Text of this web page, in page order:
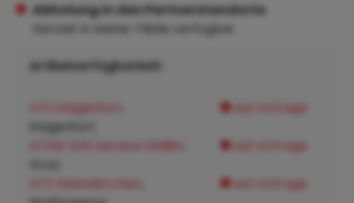
Abholung in den Partnerstandorte
Derzeit in keiner Filiale verfügbar
Artikelverfügbarkeit:
ATZ Klagenfurt
Klagenfurt:
auf Anfrage
ATSW 24h Service GMBH auf Anfrage
ATZ Steinakirchen auf Anfrage